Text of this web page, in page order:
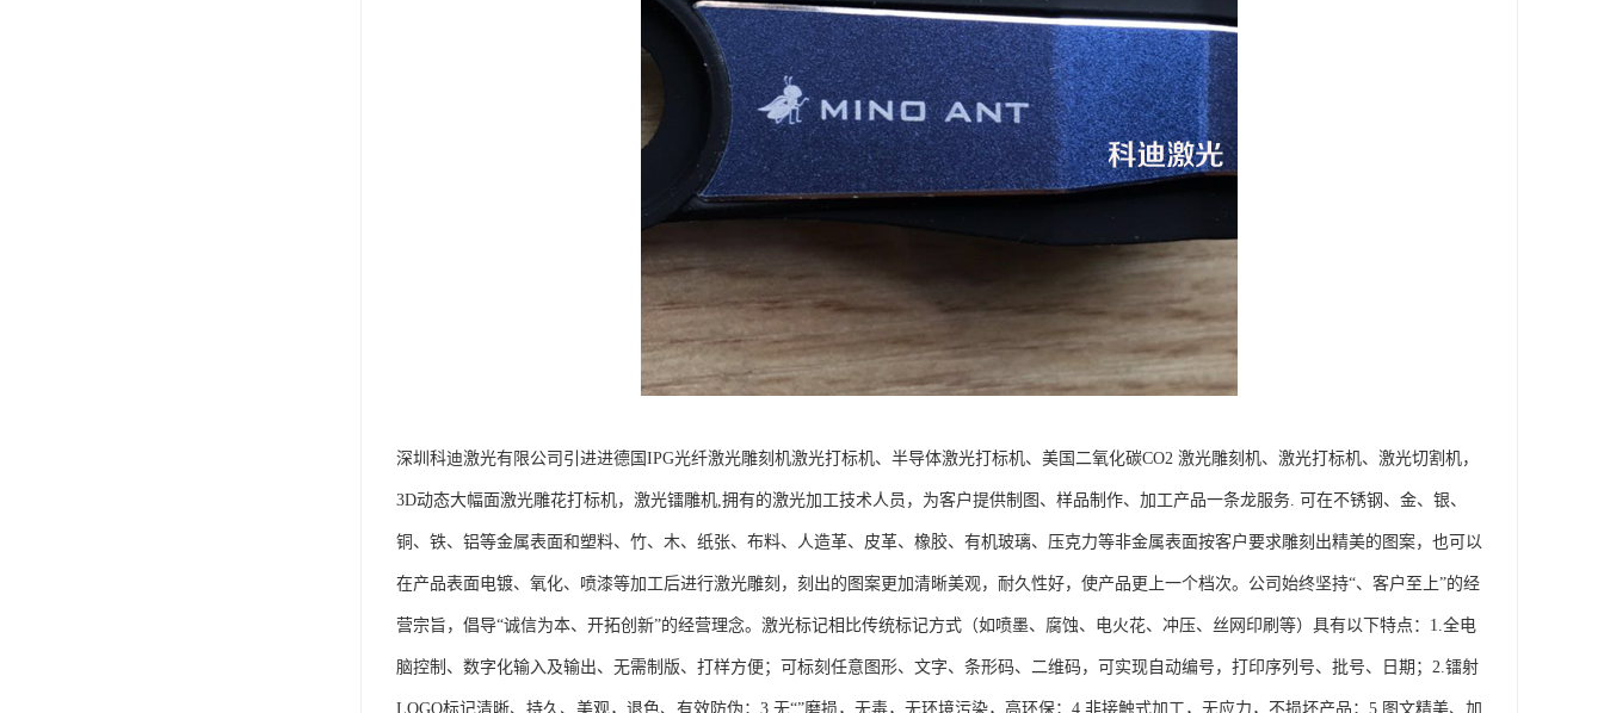
深圳科迪激光有限公司引进进德国IPG光纤激光雕刻机激光打标机、半导体激光打标机、美国二氧化碳CO2 激光雕刻机、激光打标机、激光切割机，
3D动态大幅面激光雕花打标机，激光镭雕机,拥有的激光加工技术人员，为客户提供制图、样品制作、加工产品一条龙服务. 可在不锈钢、金、银、
铜、铁、铝等金属表面和塑料、竹、木、纸张、布料、人造革、皮革、橡胶、有机玻璃、压克力等非金属表面按客户要求雕刻出精美的图案，也可以
在产品表面电镀、氧化、喷漆等加工后进行激光雕刻，刻出的图案更加清晰美观，耐久性好，使产品更上一个档次。公司始终坚持“、客户至上”的经
营宗旨，倡导“诚信为本、开拓创新”的经营理念。激光标记相比传统标记方式（如喷墨、腐蚀、电火花、冲压、丝网印刷等）具有以下特点：1.全电
脑控制、数字化输入及输出、无需制版、打样方便；可标刻任意图形、文字、条形码、二维码，可实现自动编号，打印序列号、批号、日期；2.镭射
LOGO标记清晰、持久、美观，退色、有效防伪；3.无“”磨损，无毒，无环境污染，高环保；4.非接触式加工，无应力，不损坏产品；5.图文精美、加